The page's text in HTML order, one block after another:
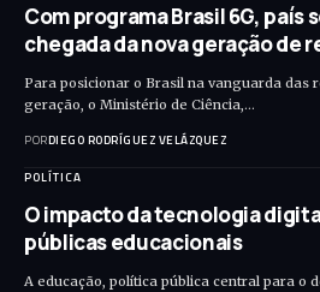
Com programa Brasil 6G, país
chegada da nova geração de
Para posicionar o Brasil na vanguarda das
geração, o Ministério de Ciência,…
PORDIEGO RODRÍGUEZ VELÁZQUEZ
POLÍTICA
O impacto da tecnologia
públicas educacionais
A educação, política pública central para o